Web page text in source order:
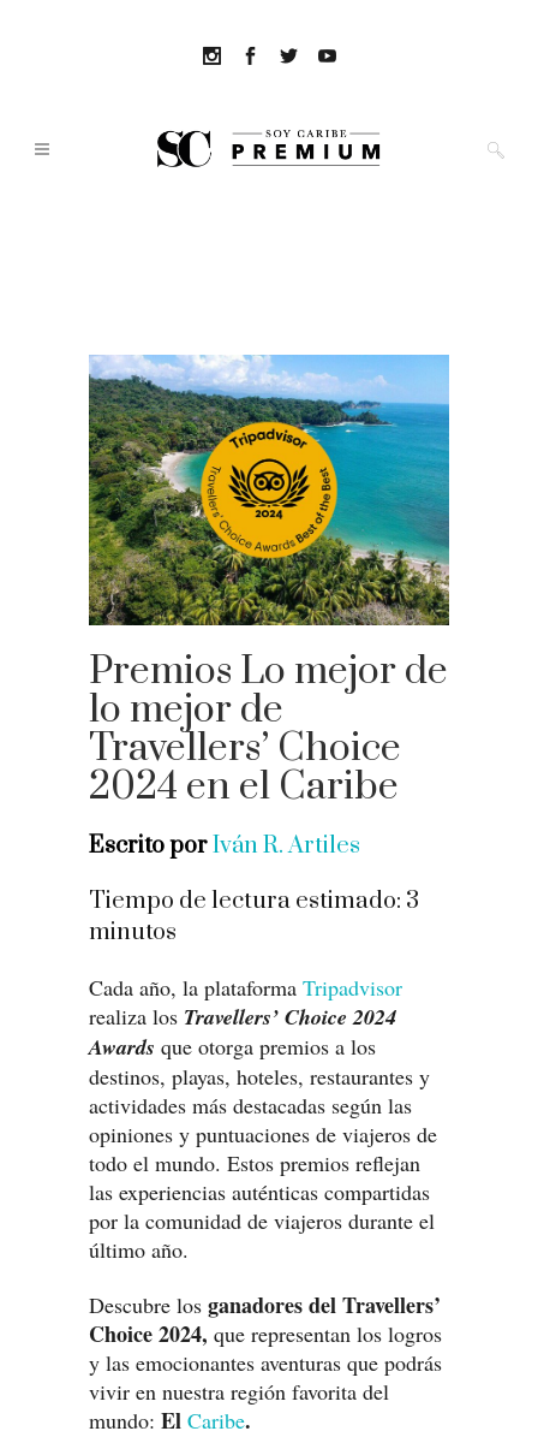
Premios Lo mejor de
lo mejor de
Travellers’ Choice
2024 en el Caribe
Escrito porIván R. Artiles
Tiempo de lectura estimado: 3
minutos
Cada año, la plataforma Tripadvisor
realiza los Travellers’ Choice 2024
Awards que otorga premios a los
destinos, playas, hoteles, restaurantes y
actividades más destacadas según las
opiniones y puntuaciones de viajeros de
todo el mundo. Estos premios reflejan
las experiencias auténticas compartidas
por la comunidad de viajeros durante el
último año.
Descubre los ganadores del Travellers’
Choice 2024, que representan los logros
y las emocionantes aventuras que podrás
vivir en nuestra región favorita del
mundo: El Caribe.